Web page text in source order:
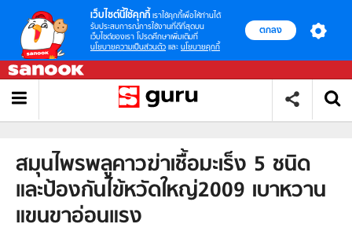
เว็บไซต์นี้ใช้คุกกี้ เราใช้คุกกี้เพื่อให้ท่านได้
รับประสบการณ์การใช้งานที่ดีที่สุดบน
เว็บไซต์ของเรา โปรดศึกษาเพิ่มเติมที่
นโยบายความเป็นส่วนตัว และ นโยบายคุกกี้
ตกลง
สมุนไพรพลูคาวฆ่าเชื้อมะเร็ง 5 ชนิด
และป้องกันไข้หวัดใหญ่2009 เบาหวาน
แขนขาอ่อนแรง